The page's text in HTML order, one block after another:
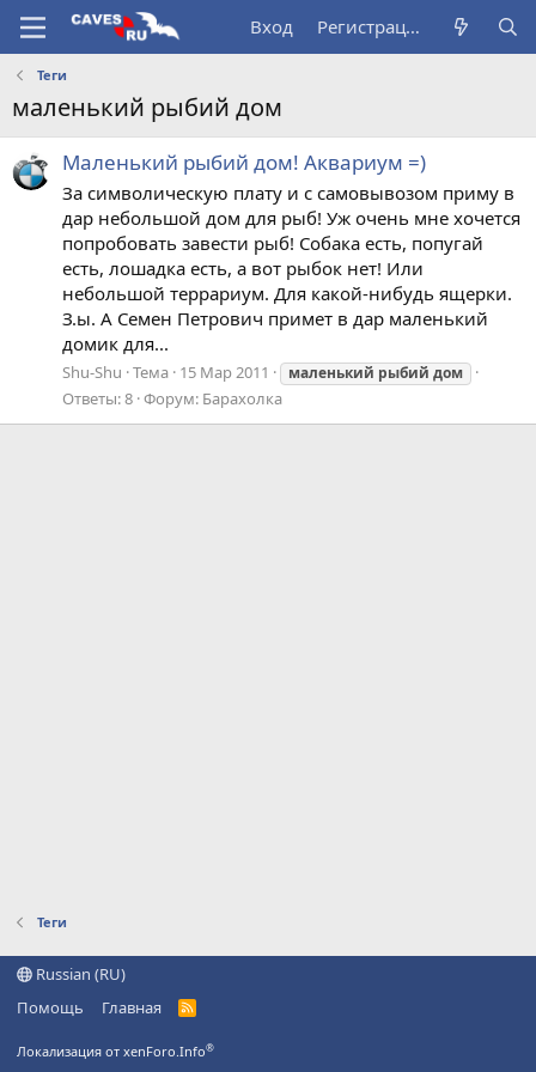
Вход Регистрация
Теги
маленький рыбий дом
Маленький рыбий дом! Аквариум =)
За символическую плату и с самовывозом приму в
дар небольшой дом для рыб! Уж очень мне хочется
попробовать завести рыб! Собака есть, попугай
есть, лошадка есть, а вот рыбок нет! Или
небольшой террариум. Для какой-нибудь ящерки.
З.ы. А Семен Петрович примет в дар маленький
домик для...
Shu-Shu Тема 15 Мар 2011 маленький рыбий дом
Ответы: 8 Форум: Барахолка
Теги
Russian (RU)
Помощь
Главная
R
Локализация от xenForo.Info®